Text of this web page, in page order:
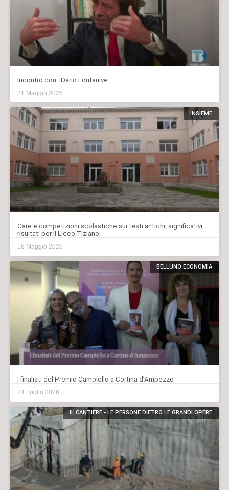
Incontro con…Dario Fontanive
21 Maggio 2026
INSIEME
Gare e competizioni scolastiche sui testi antichi, significativi
risultati per il Liceo Tiziano
18 Maggio 2026
BELLUNO ECONOMIA
I finalisti del Premio Campiello a Cortina d’Ampezzo
24 Luglio 2026
IL CANTIERE - LE PERSONE DIETRO LE GRANDI OPERE